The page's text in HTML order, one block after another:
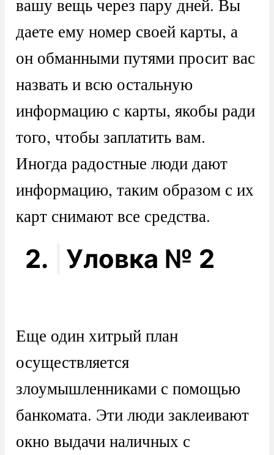
вашу вещь через пару дней. Вы
даете ему номер своей карты, а
он обманными путями просит вас
назвать и всю остальную
информацию с карты, якобы ради
того, чтобы заплатить вам.
Иногда радостные люди дают
информацию, таким образом с их
карт снимают все средства.
2. Уловка № 2
Еще один хитрый план
осуществляется
злоумышленниками с помощью
банкомата. Эти люди заклеивают
окно выдачи наличных с